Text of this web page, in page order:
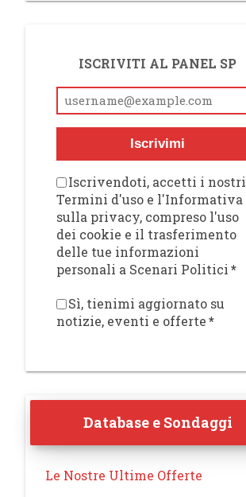
ISCRIVITI AL PANEL SP
Iscrivimi
Iscrivendoti, accetti i nostri
Termini d'uso e l'Informativa
sulla privacy, compreso l'uso
dei cookie e il trasferimento
delle tue informazioni
personali a Scenari Politici*
Sì, tienimi aggiornato su
notizie, eventi e offerte*
Database e Sondaggi
Le Nostre Ultime Offerte